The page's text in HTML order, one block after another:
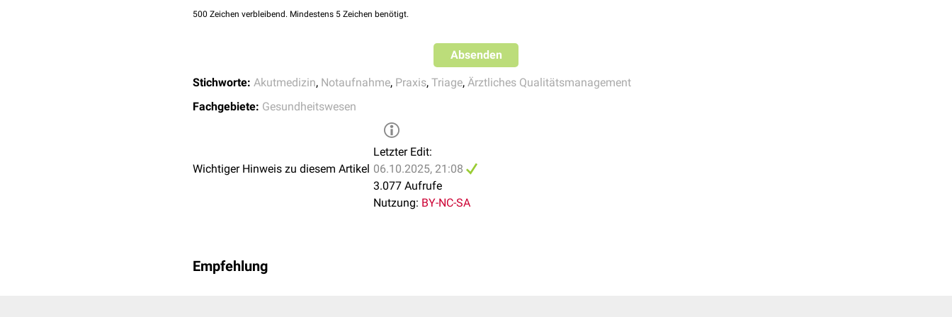
SmED-
Einsatz in Notdienstpraxen der Kassenärztlichen Vereinigungen zur strukturierten
500 Zeichen verbleibend. Mindestens 5 Zeichen benötigt.
Absenden
Stichworte: Akutmedizin, Notaufnahme, Praxis, Triage, Ärztliches Qualitätsmanagement
Fachgebiete: Gesundheitswesen
Wichtiger Hinweis zu diesem Artikel
Letzter Edit:
06.10.2025, 21:08
3.077 Aufrufe
Nutzung: BY-NC-SA
Empfehlung